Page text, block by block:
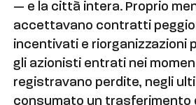
— e la città intera. Proprio
accettavano contratti
incentivati e riorganizzazioni
gli azionisti entrati nei
registravano perdite, negli
consumato un trasferimento